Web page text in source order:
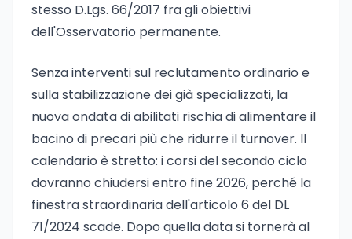
stesso D.Lgs. 66/2017 fra gli obiettivi
dell'Osservatorio permanente.
Senza interventi sul reclutamento ordinario e
sulla stabilizzazione dei già specializzati, la
nuova ondata di abilitati rischia di alimentare il
bacino di precari più che ridurre il turnover. Il
calendario è stretto: i corsi del secondo ciclo
dovranno chiudersi entro fine 2026, perché la
finestra straordinaria dell'articolo 6 del DL
71/2024 scade. Dopo quella data si tornerà al